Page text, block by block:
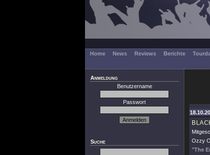
Home News Reviews Berichte
Anmeldung
Benutzername
Passwort
Suche
Ozzy
"The